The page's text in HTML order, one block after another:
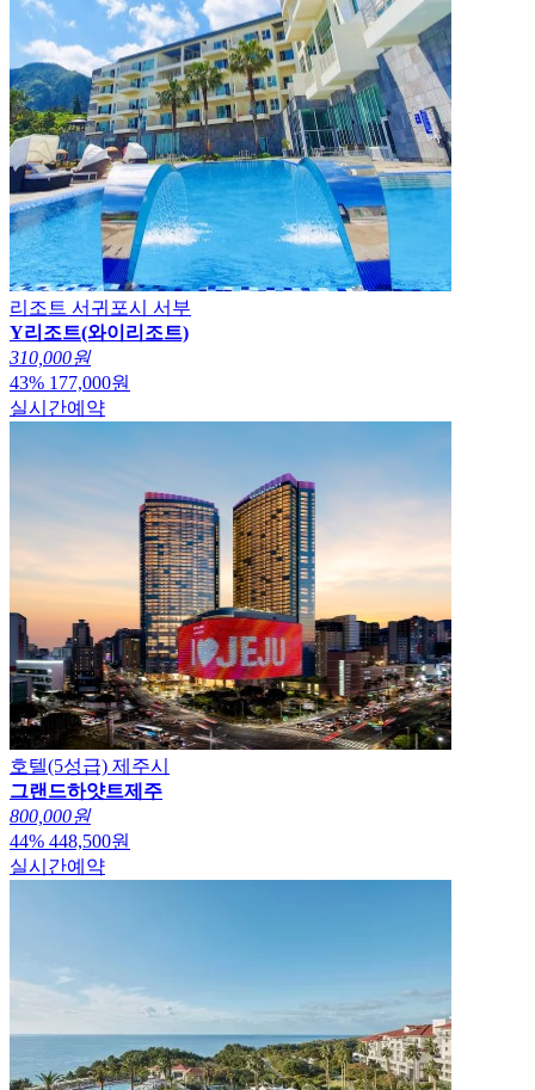
리조트 서귀포시 서부
Y리조트(와이리조트)
310,000원
43% 177,000원
실시간예약
호텔(5성급) 제주시
그랜드하얏트제주
800,000원
44% 448,500원
실시간예약